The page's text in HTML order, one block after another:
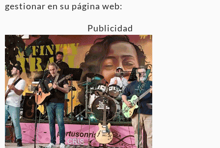
gestionar en su página web:
Publicidad